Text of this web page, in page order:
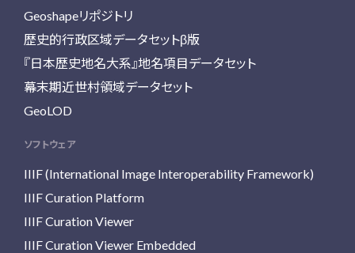
Geoshapeリポジトリ
歴史的行政区域データセットβ版
『日本歴史地名大系』地名項目データセット
幕末期近世村領域データセット
GeoLOD
ソフトウェア
IIIF (International Image Interoperability Framework)
IIIF Curation Platform
IIIF Curation Viewer
IIIF Curation Viewer Embedded